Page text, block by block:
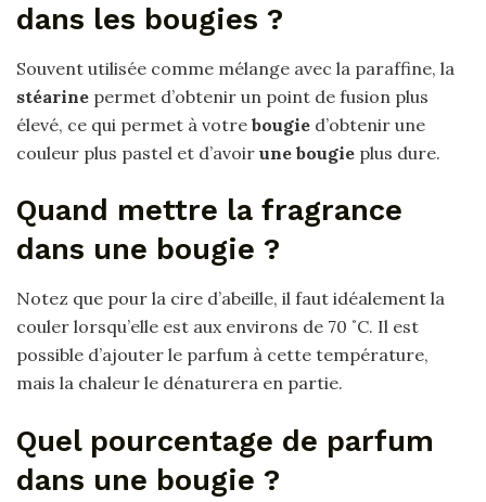
dans les bougies ?
Souvent utilisée comme mélange avec la paraffine, la
stéarine permet d’obtenir un point de fusion plus
élevé, ce qui permet à votre bougie d’obtenir une
couleur plus pastel et d’avoir une bougie plus dure.
Quand mettre la fragrance
dans une bougie ?
Notez que pour la cire d’abeille, il faut idéalement la
couler lorsqu’elle est aux environs de 70 ˚C. Il est
possible d’ajouter le parfum à cette température,
mais la chaleur le dénaturera en partie.
Quel pourcentage de parfum
dans une bougie ?